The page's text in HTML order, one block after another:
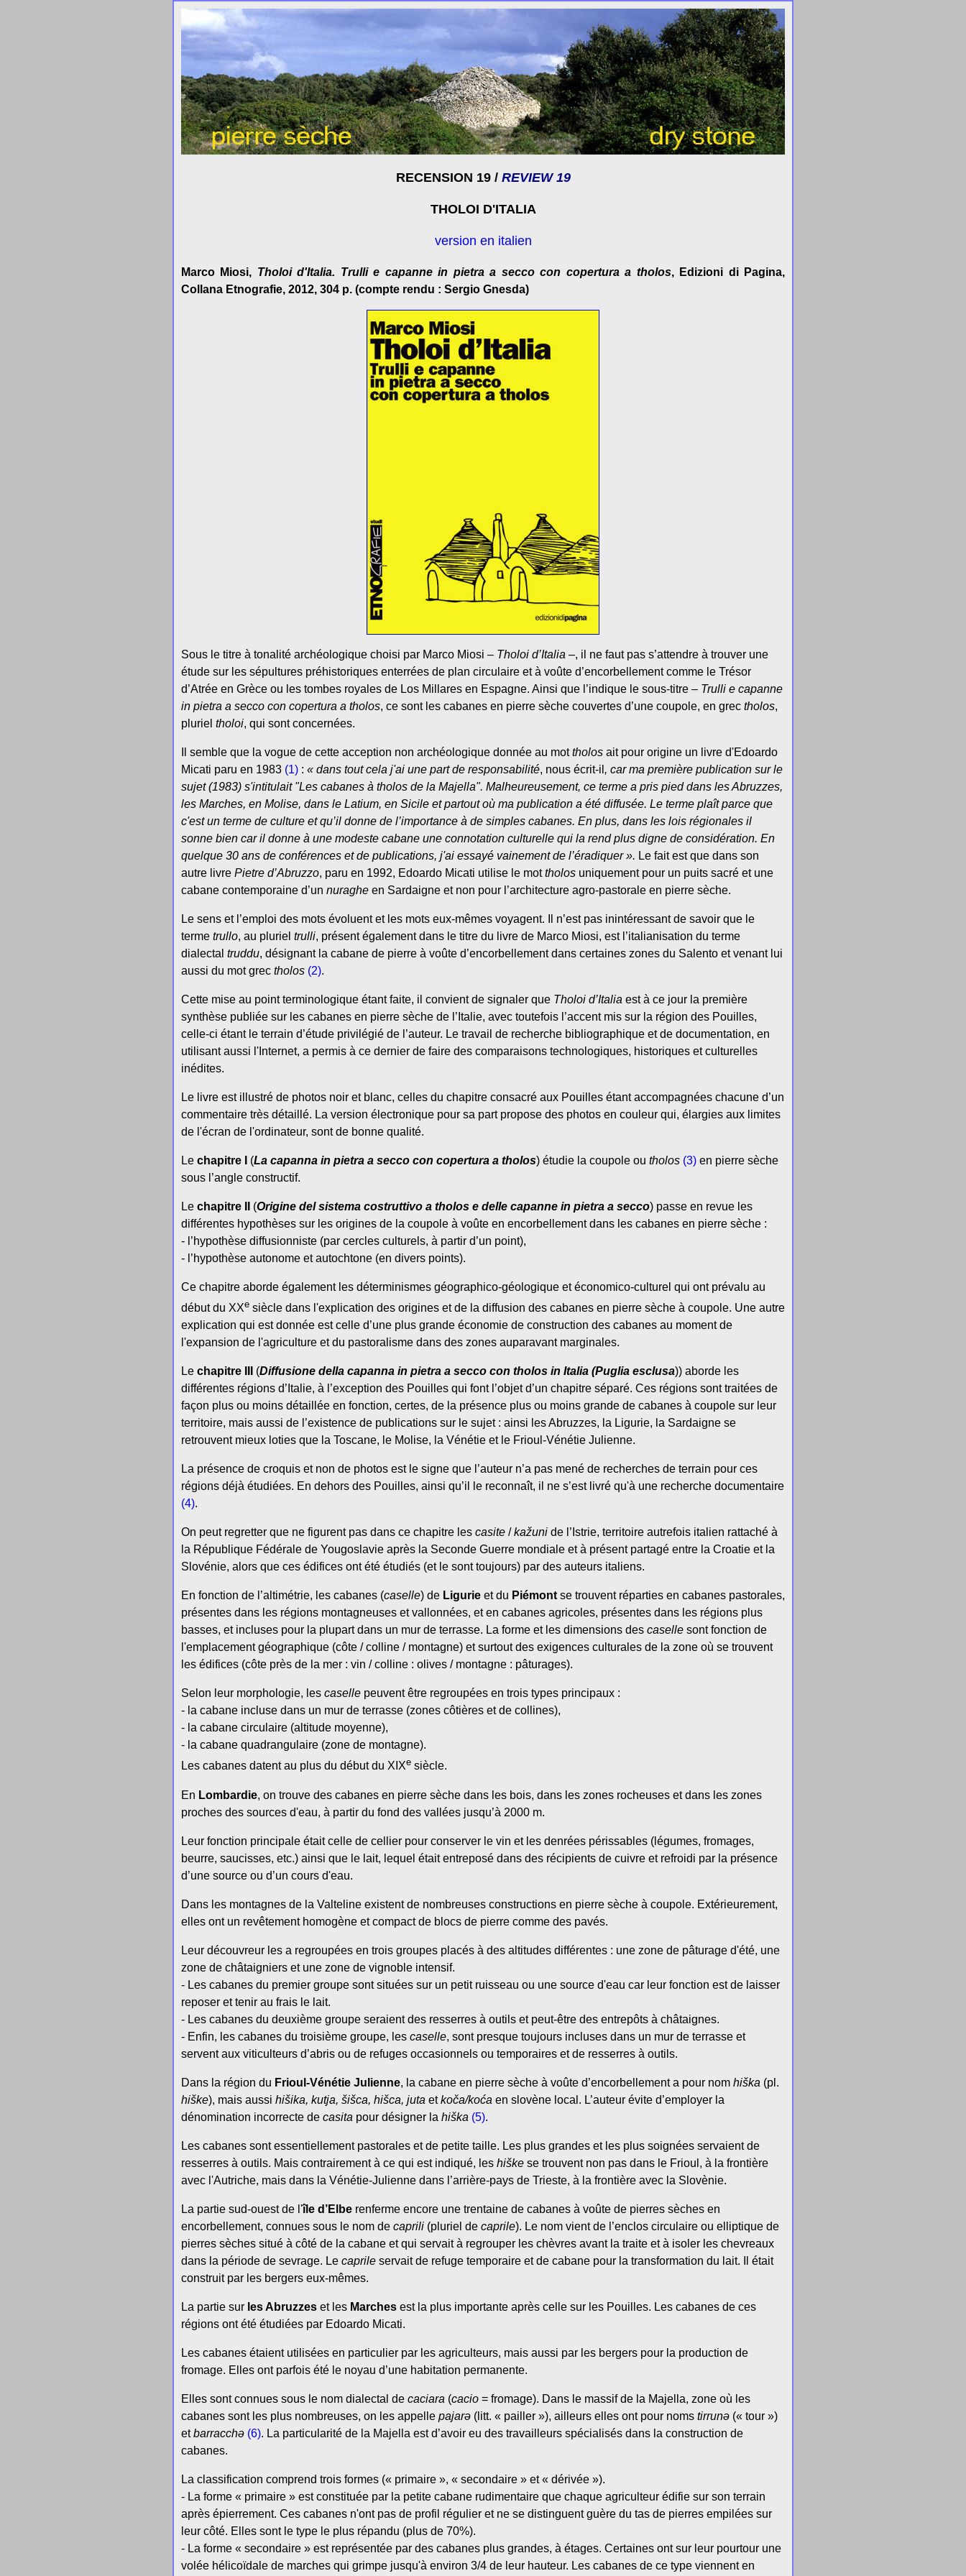
RECENSION 19 / REVIEW 19
THOLOI D'ITALIA
version en italien
Marco Miosi, Tholoi d'Italia. Trulli e capanne in pietra a secco con copertura a tholos, Edizioni di Pagina,
Collana Etnografie, 2012, 304 p. (compte rendu : Sergio Gnesda)
Sous le titre à tonalité archéologique choisi par Marco Miosi – Tholoi d’Italia –, il ne faut pas s’attendre à trouver une
étude sur les sépultures préhistoriques enterrées de plan circulaire et à voûte d’encorbellement comme le Trésor
d’Atrée en Grèce ou les tombes royales de Los Millares en Espagne. Ainsi que l’indique le sous-titre – Trulli e capanne
in pietra a secco con copertura a tholos, ce sont les cabanes en pierre sèche couvertes d’une coupole, en grec tholos,
pluriel tholoi, qui sont concernées.
Il semble que la vogue de cette acception non archéologique donnée au mottholos ait pour origine un livre d'Edoardo
Micati paru en 1983 (1) : « dans tout cela j'ai une part de responsabilité, nous écrit-il , car ma première publication sur le
sujet (1983) s'intitulait "Les cabanes à tholos de la Majella". Malheureusement, ce terme a pris pied dans les Abruzzes,
les Marches, en Molise, dans le Latium, en Sicile et partout où ma publication a été diffusée. Le terme plaît parce que
c'est un terme de culture et qu’il donne de l’importance à de simples cabanes. En plus, dans les lois régionales il
sonne bien car il donne à une modeste cabane une connotation culturelle qui la rend plus digne de considération. En
quelque 30 ans de conférences et de publications, j'ai essayé vainement de l’éradiquer ». Le fait est que dans son
autre livre Pietre d’Abruzzo, paru en 1992, Edoardo Micati utilise le mottholos uniquement pour un puits sacré et une
cabane contemporaine d’un nuraghe en Sardaigne et non pour l’architecture agro-pastorale en pierre sèche.
Le sens et l’emploi des mots évoluent et les mots eux-mêmes voyagent. Il n’est pas inintéressant de savoir que le
terme trullo, au pluriel trulli, présent également dans le titre du livre de Marco Miosi, est l’italianisation du terme
dialectal truddu, désignant la cabane de pierre à voûte d’encorbellement dans certaines zones du Salento et venant lui
aussi du mot grec tholos (2).
Cette mise au point terminologique étant faite, il convient de signaler que Tholoi d’Italia est à ce jour la première
synthèse publiée sur les cabanes en pierre sèche de l’Italie, avec toutefois l’accent mis sur la région des Pouilles,
celle-ci étant le terrain d’étude privilégié de l’auteur. Le travail de recherche bibliographique et de documentation, en
utilisant aussi l'Internet, a permis à ce dernier de faire des comparaisons technologiques, historiques et culturelles
inédites.
Le livre est illustré de photos noir et blanc, celles du chapitre consacré aux Pouilles étant accompagnées chacune d’un
commentaire très détaillé. La version électronique pour sa part propose des photos en couleur qui, élargies aux limites
de l'écran de l'ordinateur, sont de bonne qualité.
Le chapitre I (La capanna in pietra a secco con copertura a tholos) étudie la coupole ou tholos (3) en pierre sèche
sous l’angle constructif.
Le chapitre II (Origine del sistema costruttivo a tholos e delle capanne in pietra a secco) passe en revue les
différentes hypothèses sur les origines de la coupole à voûte en encorbellement dans les cabanes en pierre sèche :
- l’hypothèse diffusionniste (par cercles culturels, à partir d’un point),
- l’hypothèse autonome et autochtone (en divers points).
Ce chapitre aborde également les déterminismes géographico-géologique et économico-culturel qui ont prévalu au
début du XXe siècle dans l'explication des origines et de la diffusion des cabanes en pierre sèche à coupole. Une autre
explication qui est donnée est celle d’une plus grande économie de construction des cabanes au moment de
l'expansion de l'agriculture et du pastoralisme dans des zones auparavant marginales.
Le chapitre III (Diffusione della capanna in pietra a secco con tholos in Italia (Puglia esclusa)) aborde les
différentes régions d’Italie, à l’exception des Pouilles qui font l’objet d’un chapitre séparé. Ces régions sont traitées de
façon plus ou moins détaillée en fonction, certes, de la présence plus ou moins grande de cabanes à coupole sur leur
territoire, mais aussi de l’existence de publications sur le sujet : ainsi les Abruzzes, la Ligurie, la Sardaigne se
retrouvent mieux loties que la Toscane, le Molise, la Vénétie et le Frioul-Vénétie Julienne.
La présence de croquis et non de photos est le signe que l’auteur n’a pas mené de recherches de terrain pour ces
régions déjà étudiées. En dehors des Pouilles, ainsi qu’il le reconnaît, il ne s’est livré qu'à une recherche documentaire
(4).
On peut regretter que ne figurent pas dans ce chapitre les casite /kažuni de l’Istrie, territoire autrefois italien rattaché à
la République Fédérale de Yougoslavie après la Seconde Guerre mondiale et à présent partagé entre la Croatie et la
Slovénie, alors que ces édifices ont été étudiés (et le sont toujours) par des auteurs italiens.
En fonction de l’altimétrie, les cabanes (caselle) de Ligurie et du Piémont se trouvent réparties en cabanes pastorales,
présentes dans les régions montagneuses et vallonnées, et en cabanes agricoles, présentes dans les régions plus
basses, et incluses pour la plupart dans un mur de terrasse. La forme et les dimensions des caselle sont fonction de
l'emplacement géographique (côte / colline / montagne) et surtout des exigences culturales de la zone où se trouvent
les édifices (côte près de la mer : vin / colline : olives / montagne : pâturages).
Selon leur morphologie, les caselle peuvent être regroupées en trois types principaux :
- la cabane incluse dans un mur de terrasse (zones côtières et de collines),
- la cabane circulaire (altitude moyenne),
- la cabane quadrangulaire (zone de montagne).
Les cabanes datent au plus du début du XIXe siècle.
En Lombardie, on trouve des cabanes en pierre sèche dans les bois, dans les zones rocheuses et dans les zones
proches des sources d'eau, à partir du fond des vallées jusqu’à 2000 m.
Leur fonction principale était celle de cellier pour conserver le vin et les denrées périssables (légumes, fromages,
beurre, saucisses, etc.) ainsi que le lait, lequel était entreposé dans des récipients de cuivre et refroidi par la présence
d’une source ou d’un cours d'eau.
Dans les montagnes de la Valteline existent de nombreuses constructions en pierre sèche à coupole. Extérieurement,
elles ont un revêtement homogène et compact de blocs de pierre comme des pavés.
Leur découvreur les a regroupées en trois groupes placés à des altitudes différentes : une zone de pâturage d'été, une
zone de châtaigniers et une zone de vignoble intensif.
- Les cabanes du premier groupe sont situées sur un petit ruisseau ou une source d'eau car leur fonction est de laisser
reposer et tenir au frais le lait.
- Les cabanes du deuxième groupe seraient des resserres à outils et peut-être des entrepôts à châtaignes.
- Enfin, les cabanes du troisième groupe, les caselle, sont presque toujours incluses dans un mur de terrasse et
servent aux viticulteurs d’abris ou de refuges occasionnels ou temporaires et de resserres à outils.
Dans la région du Frioul-Vénétie Julienne, la cabane en pierre sèche à voûte d’encorbellement a pour nom hiška (pl.
hiške), mais aussi hišika, kutja, šišca, hišca, juta etkoča/koća en slovène local. L’auteur évite d’employer la
dénomination incorrecte de casita pour désigner la hiška (5).
Les cabanes sont essentiellement pastorales et de petite taille. Les plus grandes et les plus soignées servaient de
resserres à outils. Mais contrairement à ce qui est indiqué, les hiške se trouvent non pas dans le Frioul, à la frontière
avec l'Autriche, mais dans la Vénétie-Julienne dans l’arrière-pays de Trieste, à la frontière avec la Slovènie.
La partie sud-ouest de l'île d’Elbe renferme encore une trentaine de cabanes à voûte de pierres sèches en
encorbellement, connues sous le nom de caprili (pluriel de caprile). Le nom vient de l’enclos circulaire ou elliptique de
pierres sèches situé à côté de la cabane et qui servait à regrouper les chèvres avant la traite et à isoler les chevreaux
dans la période de sevrage. Le caprile servait de refuge temporaire et de cabane pour la transformation du lait. Il était
construit par les bergers eux-mêmes.
La partie sur les Abruzzes et les Marches est la plus importante après celle sur les Pouilles. Les cabanes de ces
régions ont été étudiées par Edoardo Micati.
Les cabanes étaient utilisées en particulier par les agriculteurs, mais aussi par les bergers pour la production de
fromage. Elles ont parfois été le noyau d’une habitation permanente.
Elles sont connues sous le nom dialectal de caciara (cacio = fromage). Dans le massif de la Majella, zone où les
cabanes sont les plus nombreuses, on les appelle pajarə (litt. « pailler »), ailleurs elles ont pour noms tirrunə (« tour »)
etbarracchə (6). La particularité de la Majella est d’avoir eu des travailleurs spécialisés dans la construction de
cabanes.
La classification comprend trois formes (« primaire », « secondaire » et « dérivée »).
- La forme « primaire » est constituée par la petite cabane rudimentaire que chaque agriculteur édifie sur son terrain
après épierrement. Ces cabanes n'ont pas de profil régulier et ne se distinguent guère du tas de pierres empilées sur
leur côté. Elles sont le type le plus répandu (plus de 70%).
- La forme « secondaire » est représentée par des cabanes plus grandes, à étages. Certaines ont sur leur pourtour une
volée hélicoïdale de marches qui grimpe jusqu'à environ 3/4 de leur hauteur. Les cabanes de ce type viennent en